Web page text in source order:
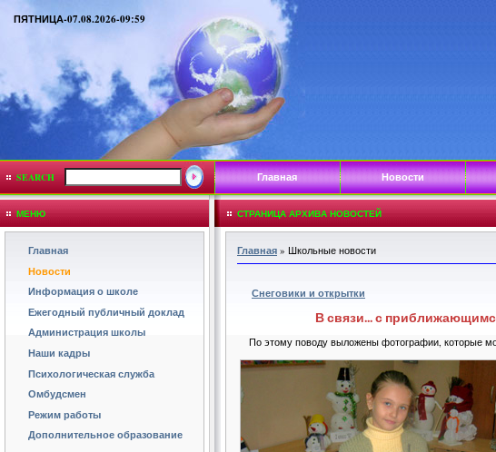
ПЯТНИЦА-07.08.2026-09:59
SEARCH Главная Новости
МЕНЮ
Главная
Новости
Информация о школе
Ежегодный публичный доклад
Администрация школы
Наши кадры
Психологическая служба
Омбудсмен
Режим работы
Дополнительное образование
СТРАНИЦА АРХИВА НОВОСТЕЙ
Главная » Школьные новости
Снеговики и открытки
В связи... с
По этому поводу выложены фотографии, которые